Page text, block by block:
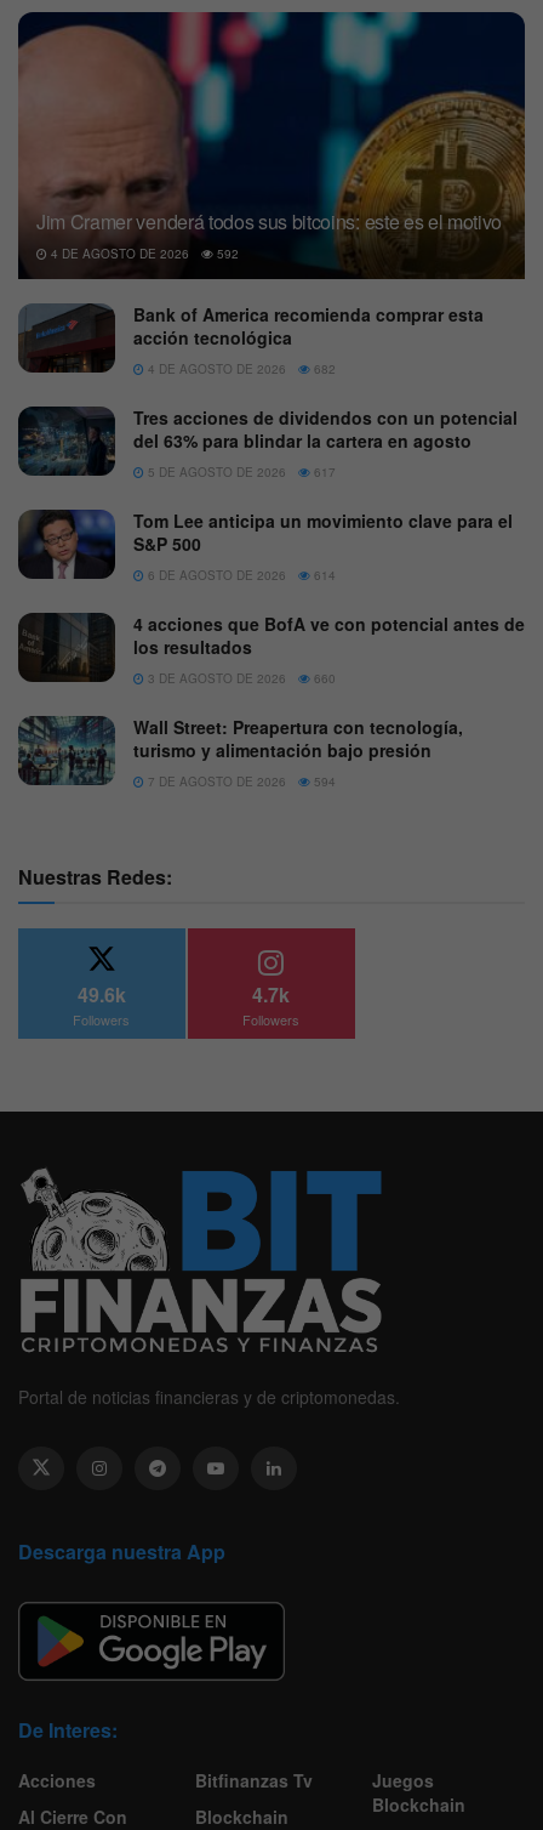
Jim Cramer venderá todos sus bitcoins: este es el motivo
4 DE AGOSTO DE 2026 592
Bank of America recomienda comprar esta
acción tecnológica
4 DE AGOSTO DE 2026 682
Tres acciones de dividendos con un potencial
del 63% para blindar la cartera en agosto
5 DE AGOSTO DE 2026 617
Tom Lee anticipa un movimiento clave para el
S&P 500
6 DE AGOSTO DE 2026 614
4 acciones que BofA ve con potencial antes de
los resultados
3 DE AGOSTO DE 2026 660
Wall Street: Preapertura con tecnología,
turismo y alimentación bajo presión
7 DE AGOSTO DE 2026 594
Nuestras Redes:
49.6k
Followers
4.7k
Followers
Portal de noticias financieras y de criptomonedas.
Descarga nuestra App
De Interes:
Acciones
Al Cierre Con
Bitfinanzas Tv
Blockchain
Juegos
Blockchain